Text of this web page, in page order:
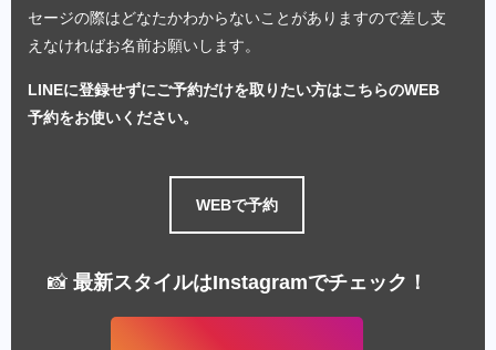
セージの際はどなたかわからないことがありますので差し支
えなければお名前お願いします。
LINEに登録せずにご予約だけを取りたい方はこちらのWEB
予約をお使いください。
WEBで予約
📸 最新スタイルはInstagramでチェック！